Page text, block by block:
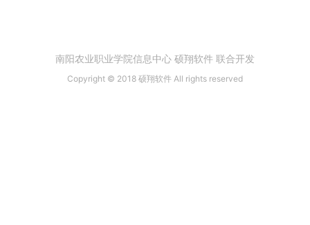
南阳农业职业学院信息中心 硕翔软件 联合开发
Copyright © 2018 硕翔软件 All rights reserved